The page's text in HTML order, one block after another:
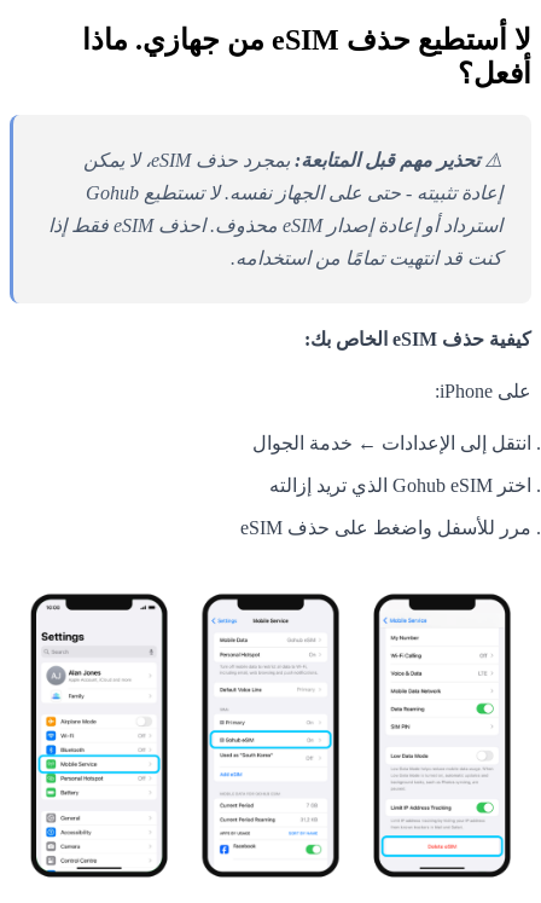
لا أستطيع حذف eSIM من جهازي. ماذا
أفعل؟
⚠️تحذير مهم قبل المتابعة:
بمجرد حذف eSIM، لا يمكن
إعادة تثبيته - حتى على الجهاز نفسه. لا تستطيع Gohub
استرداد أو إعادة إصدار eSIM محذوف. احذف eSIM فقط إذا
كنت قد انتهيت تمامًا من استخدامه.
كيفية حذف eSIM الخاص بك:
على iPhone:
انتقل إلى الإعدادات ← خدمة الجوال
اختر Gohub eSIM الذي تريد إزالته
مرر للأسفل واضغط على حذف eSIM